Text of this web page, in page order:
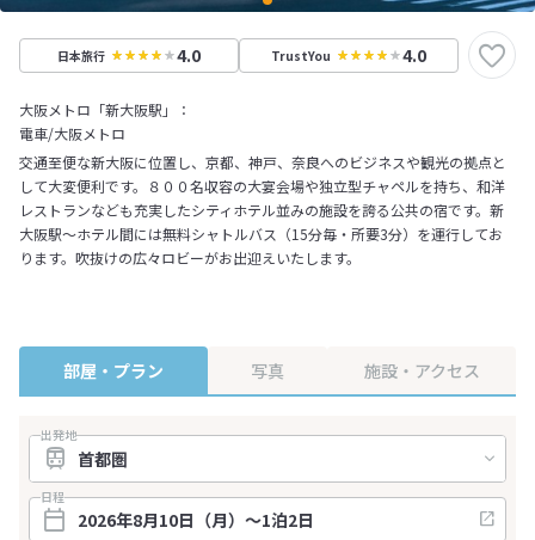
日本旅行 4.0 TrustYou 4.0
大阪メトロ「新大阪駅」：
電車/大阪メトロ
交通至便な新大阪に位置し、京都、神戸、奈良へのビジネスや観光の拠点と
して大変便利です。８００名収容の大宴会場や独立型チャペルを持ち、和洋
レストランなども充実したシティホテル並みの施設を誇る公共の宿です。新
大阪駅～ホテル間には無料シャトルバス（15分毎・所要3分）を運行してお
ります。吹抜けの広々ロビーがお出迎えいたします。
部屋・プラン 写真 施設・アクセス
出発地
日程